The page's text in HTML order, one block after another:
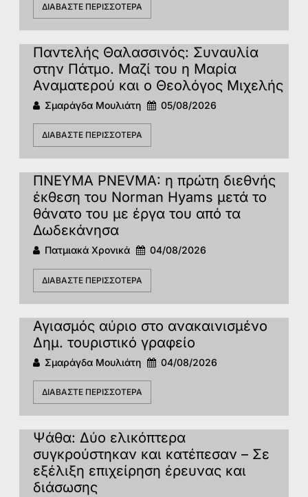
ΔΙΑΒΆΣΤΕ ΠΕΡΙΣΣΌΤΕΡΑ
Παντελής Θαλασσινός: Συναυλία
στην Πάτμο. Μαζί του η Μαρία
Αναματερού και ο Θεολόγος Μιχελής
Σμαράγδα Μουλιάτη 05/08/2026
ΔΙΑΒΆΣΤΕ ΠΕΡΙΣΣΌΤΕΡΑ
ΠΝΕΥΜΑ PNEVMA: η πρώτη διεθνής
έκθεση του Norman Hyams μετά το
θάνατο του με έργα του από τα
Δωδεκάνησα
Πατμιακά Χρονικά 04/08/2026
ΔΙΑΒΆΣΤΕ ΠΕΡΙΣΣΌΤΕΡΑ
Αγιασμός αύριο στο ανακαινισμένο
Δημ. τουριστικό γραφείο
Σμαράγδα Μουλιάτη 04/08/2026
ΔΙΑΒΆΣΤΕ ΠΕΡΙΣΣΌΤΕΡΑ
Ψάθα: Δύο ελικόπτερα
συγκρούστηκαν και κατέπεσαν – Σε
εξέλιξη επιχείρηση έρευνας και
διάσωσης